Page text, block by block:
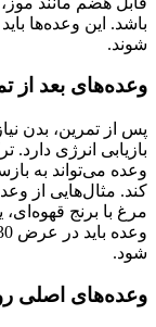
شوند.
وعده‌های بعد از
پس از تمرین، بدن
بازیابی انرژی
وعده می‌تواند به
کند. مثال‌هایی از
مرغ با برنج
شود.
وعده‌های اصلی